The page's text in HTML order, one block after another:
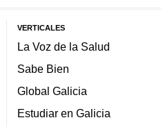
VERTICALES
La Voz de la Salud
Sabe Bien
Global Galicia
Estudiar en Galicia